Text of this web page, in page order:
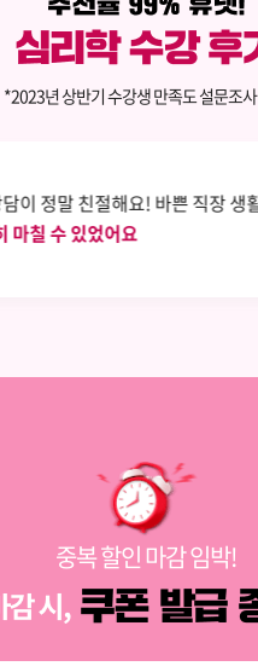
*2023년 상반기 수강생 만족도 설문조
이 정말 친절해요! 바쁜 직장 생
마칠 수 있었어요
중복 할인 마감 임박!